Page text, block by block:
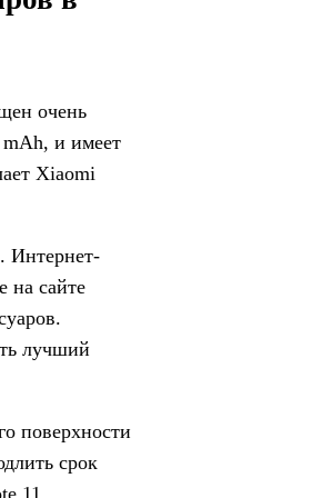
очень
и имеет
Xiaomi
Интернет-
на сайте
лучший
поверхности
срок
11,